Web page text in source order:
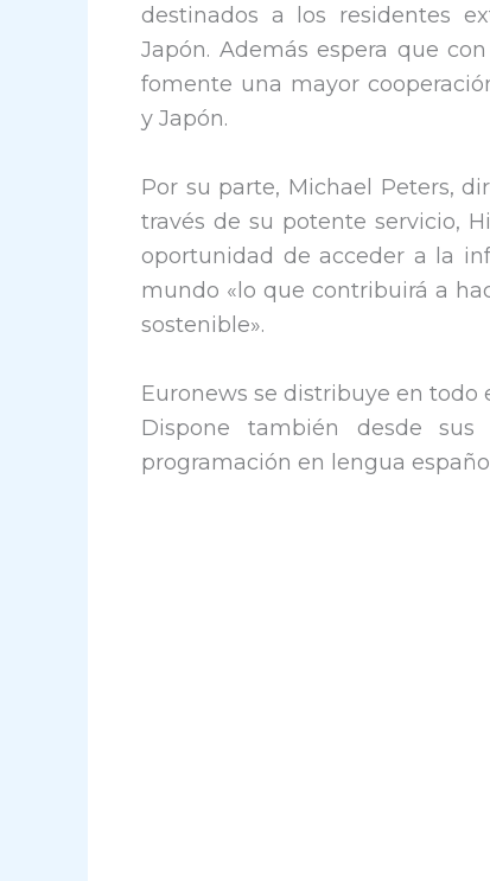
destinados a los residentes
Japón. Además espera que
fomente una mayor
y Japón.
Por su parte, Michael Peters,
través de su potente servicio,
oportunidad de acceder a la
mundo «lo que contribuirá a
sostenible».
Euronews se distribuye en todo
Dispone también desde
programación en lengua